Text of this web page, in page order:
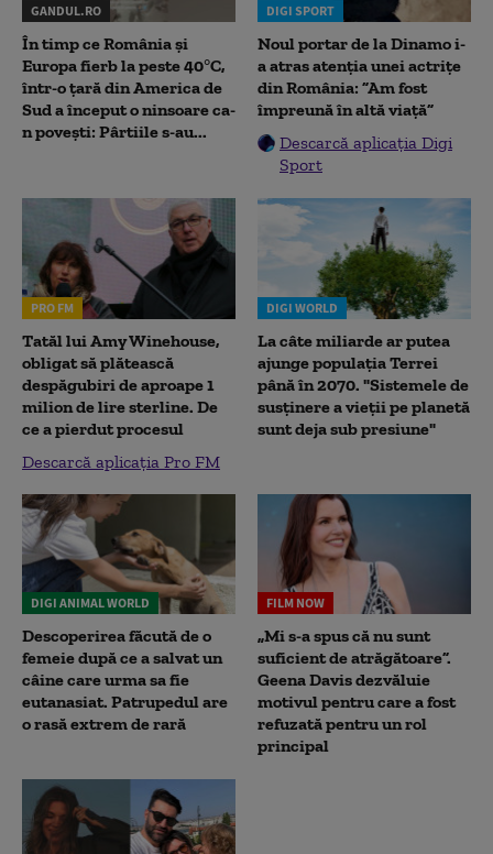
GANDUL.RO
În timp ce România și
Europa fierb la peste 40°C,
într-o țară din America de
Sud a început o ninsoare ca-
n povești: Pârtiile s-au...
DIGI SPORT
Noul portar de la Dinamo i-
a atras atenția unei actrițe
din România: ”Am fost
împreună în altă viață”
Descarcă aplicația Digi
Sport
PRO FM
Tatăl lui Amy Winehouse,
obligat să plătească
despăgubiri de aproape 1
milion de lire sterline. De
ce a pierdut procesul
Descarcă aplicația Pro FM
DIGI WORLD
La câte miliarde ar putea
ajunge populația Terrei
până în 2070. "Sistemele de
susținere a vieții pe planetă
sunt deja sub presiune"
DIGI ANIMAL WORLD
Descoperirea făcută de o
femeie după ce a salvat un
câine care urma sa fie
eutanasiat. Patrupedul are
o rasă extrem de rară
FILM NOW
„Mi s-a spus că nu sunt
suficient de atrăgătoare”.
Geena Davis dezvăluie
motivul pentru care a fost
refuzată pentru un rol
principal